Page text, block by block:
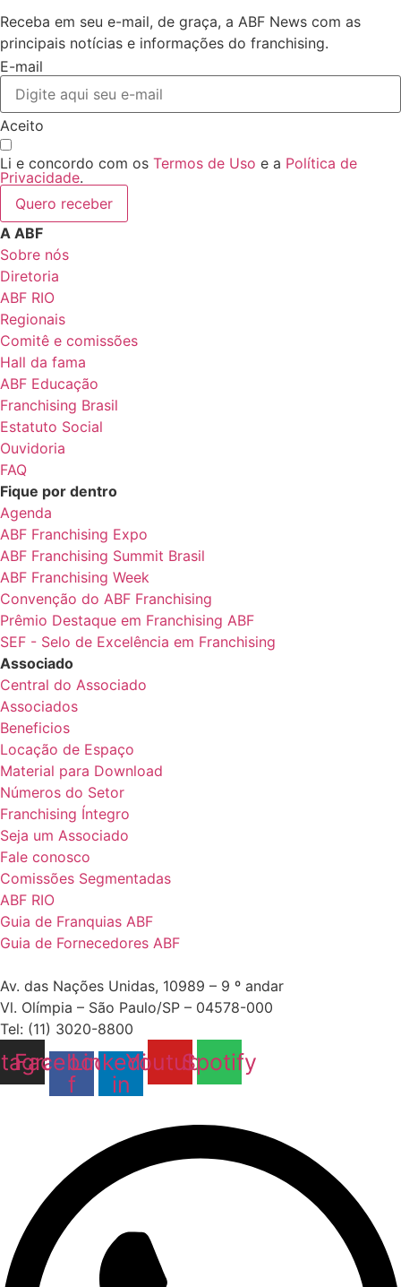
Receba em seu e-mail, de graça, a ABF News com as
principais notícias e informações do franchising.
E-mail
Aceito
Li e concordo com os Termos de Uso e a Política de
Privacidade.
Quero receber
A ABF
Sobre nós
Diretoria
ABF RIO
Regionais
Comitê e comissões
Hall da fama
ABF Educação
Franchising Brasil
Estatuto Social
Ouvidoria
FAQ
Fique por dentro
Agenda
ABF Franchising Expo
ABF Franchising Summit Brasil
ABF Franchising Week
Convenção do ABF Franchising
Prêmio Destaque em Franchising ABF
SEF - Selo de Excelência em Franchising
Associado
Central do Associado
Associados
Beneficios
Locação de Espaço
Material para Download
Números do Setor
Franchising Íntegro
Seja um Associado
Fale conosco
Comissões Segmentadas
ABF RIO
Guia de Franquias ABF
Guia de Fornecedores ABF
Av. das Nações Unidas, 10989 – 9 º andar
Vl. Olímpia – São Paulo/SP – 04578-000
Tel: (11) 3020-8800
Facebook-
f
Linkedin-
in
YoutubeSpotify